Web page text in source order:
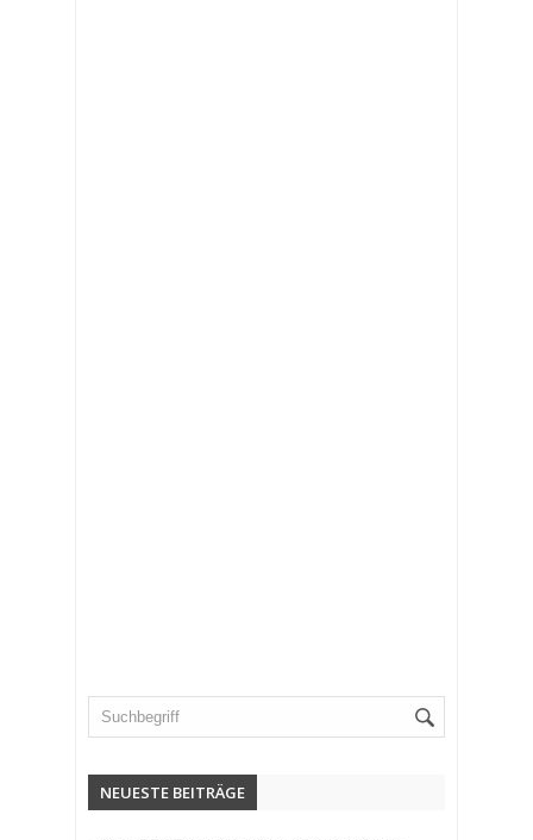
NEUESTE BEITRÄGE